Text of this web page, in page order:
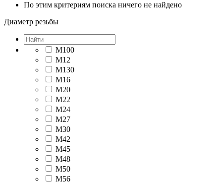
По этим критериям поиска ничего не найдено
Диаметр резьбы
М100
М12
М130
М16
М20
М22
М24
М27
М30
М42
М45
М48
М50
М56